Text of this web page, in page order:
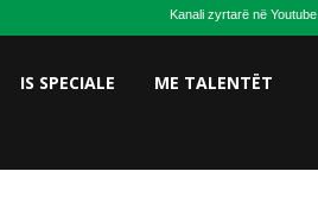
Kanali zyrtarë në Youtube
IS SPECIALE ME TALENTËT